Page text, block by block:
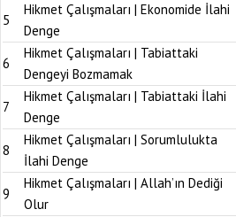
5
Hikmet Çalışmaları | Ekonomide İlahi
Denge
6
Hikmet Çalışmaları | Tabiattaki
Dengeyi Bozmamak
7
Hikmet Çalışmaları | Tabiattaki İlahi
Denge
8
Hikmet Çalışmaları | Sorumlulukta
İlahi Denge
9
Hikmet Çalışmaları | Allah’ın Dediği
Olur